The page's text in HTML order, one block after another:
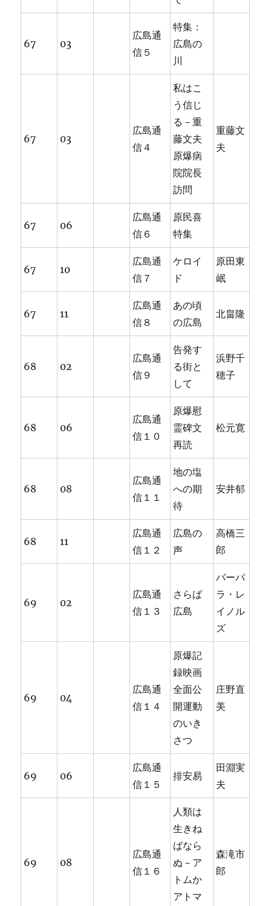
67 03
広島通
信５
特集：
広島の
川
67 03
広島通
信４
私はこ
う信じ
る－重
藤文夫
原爆病
院院長
訪問
重藤文
夫
67 06
広島通
信６
原民喜
特集
67 10
広島通
信７
ケロイ
ド
原田東
岷
67 11
広島通
信８
あの頃
の広島
北畠隆
68 02
広島通
信９
告発す
る街と
して
浜野千
穂子
68 06
広島通
信１０
原爆慰
霊碑文
再読
松元寛
68 08
広島通
信１１
地の塩
への期
待
安井郁
68 11
広島通
信１２
広島の
声
高橋三
郎
69 02
広島通
信１３
さらば
広島
バーバ
ラ・レ
イノル
ズ
69 04
広島通
信１４
原爆記
録映画
全面公
開運動
のいき
さつ
庄野直
美
69 06
広島通
信１５
排安易
田淵実
夫
69 08
広島通
信１６
人類は
生きね
ばなら
ぬ－ア
トムか
アトマ
森滝市
郎